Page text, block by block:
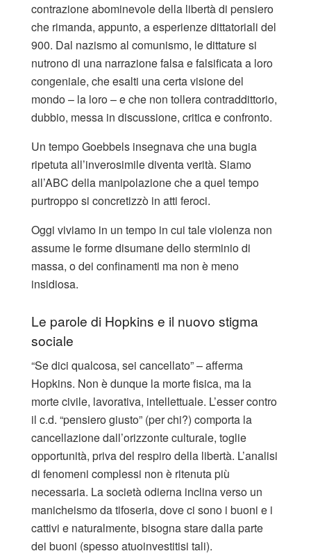
contrazione abominevole della libertà di pensiero
che rimanda, appunto, a esperienze dittatoriali del
900. Dal nazismo al comunismo, le dittature si
nutrono di una narrazione falsa e falsificata a loro
congeniale, che esalti una certa visione del
mondo – la loro – e che non tollera contraddittorio,
dubbio, messa in discussione, critica e confronto.
Un tempo Goebbels insegnava che una bugia
ripetuta all’inverosimile diventa verità. Siamo
all’ABC della manipolazione che a quel tempo
purtroppo si concretizzò in atti feroci.
Oggi viviamo in un tempo in cui tale violenza non
assume le forme disumane dello sterminio di
massa, o dei confinamenti ma non è meno
insidiosa.
Le parole di Hopkins e il nuovo stigma
sociale
“Se dici qualcosa, sei cancellato” – afferma
Hopkins. Non è dunque la morte fisica, ma la
morte civile, lavorativa, intellettuale. L’esser contro
il c.d. “pensiero giusto” (per chi?) comporta la
cancellazione dall’orizzonte culturale, toglie
opportunità, priva del respiro della libertà. L’analisi
di fenomeni complessi non è ritenuta più
necessaria. La società odierna inclina verso un
manicheismo da tifoseria, dove ci sono i buoni e i
cattivi e naturalmente, bisogna stare dalla parte
dei buoni (spesso atuoinvestitisi tali).